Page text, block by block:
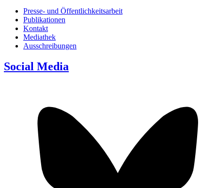
Presse- und Öffentlichkeitsarbeit
Publikationen
Kontakt
Mediathek
Ausschreibungen
Social Media